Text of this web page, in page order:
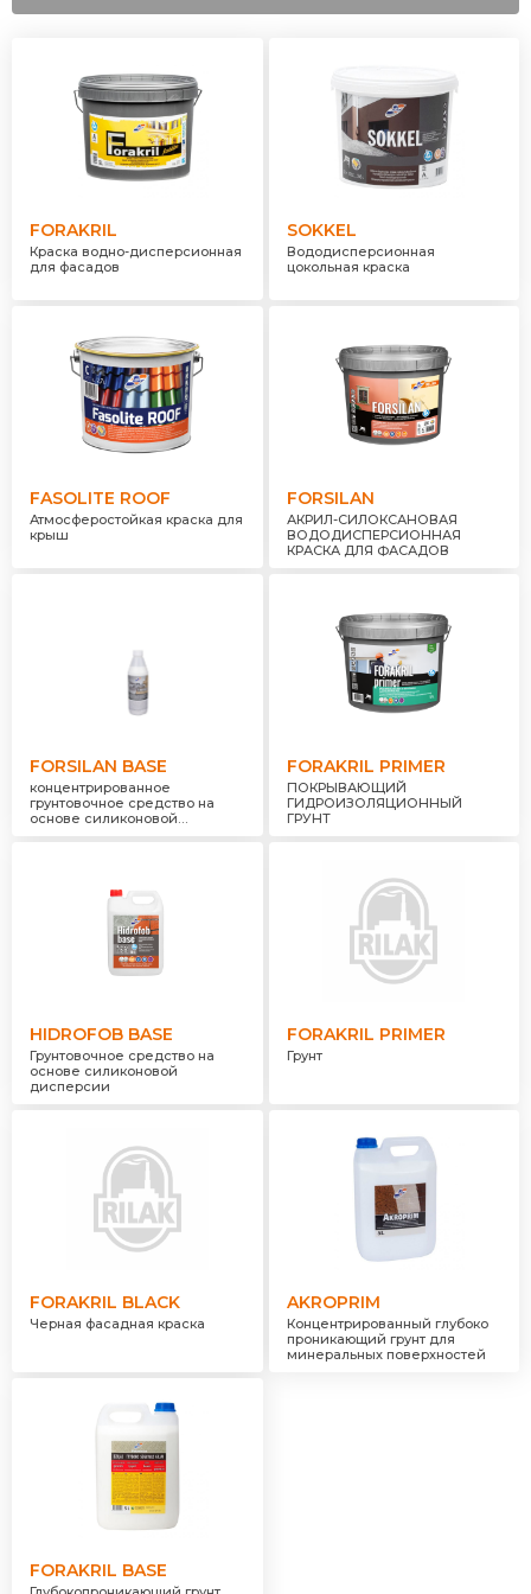
FORAKRIL
Краска водно-дисперсионная
для фасадов
SOKKEL
Вододисперсионная
цокольная краска
FASOLITE ROOF
Атмосферостойкая краска для
крыш
FORSILAN
АКРИЛ-СИЛОКСАНОВАЯ
ВОДОДИСПЕРСИОННАЯ
КРАСКА ДЛЯ ФАСАДОВ
FORSILAN BASE
концентрированное
грунтовочное средство на
основе силиконовой
FORAKRIL PRIMER
ПОКРЫВАЮЩИЙ
ГИДРОИЗОЛЯЦИОННЫЙ
ГРУНТ
HIDROFOB BASE
Грунтовочное средство на
основе силиконовой
дисперсии
FORAKRIL PRIMER
Грунт
FORAKRIL BLACK
Черная фасадная краска
AKROPRIM
Концентрированный глубоко
проникающий грунт для
минеральных поверхностей
FORAKRIL BASE